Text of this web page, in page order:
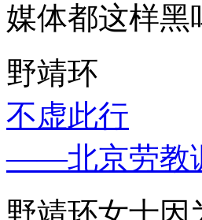
媒体都这样黑
野靖环
不虚此行
——北京劳教